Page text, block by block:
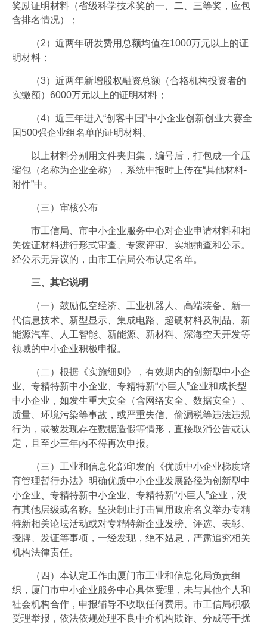
奖励证明材料（省级科学技术奖的一、二、三等奖，应包
含排名情况）；
（2）近两年研发费用总额均值在1000万元以上的证
明材料；
（3）近两年新增股权融资总额（合格机构投资者的
实缴额）6000万元以上的证明材料；
（4）近三年进入“创客中国”中小企业创新创业大赛全
国500强企业组名单的证明材料。
以上材料分别用文件夹归集，编号后，打包成一个压
缩包（名称为企业全称），系统申报时上传在“其他材料-
附件”中。
（三）审核公布
市工信局、市中小企业服务中心对企业申请材料和相
关佐证材料进行形式审查、专家评审、实地抽查和公示。
经公示无异议的，由市工信局公布认定名单。
三、其它说明
（一）鼓励低空经济、工业机器人、高端装备、新一
代信息技术、新型显示、集成电路、超硬材料及制品、新
能源汽车、人工智能、新能源、新材料、深海空天开发等
领域的中小企业积极申报。
（二）根据《实施细则》，有效期内的创新型中小企
业、专精特新中小企业、专精特新“小巨人”企业和成长型
中小企业，如发生重大安全（含网络安全、数据安全）、
质量、环境污染等事故，或严重失信、偷漏税等违法违规
行为，或被发现存在数据造假等情形，直接取消公告或认
定，且至少三年内不得再次申报。
（三）工业和信息化部印发的《优质中小企业梯度培
育管理暂行办法》明确优质中小企业发展路径为创新型中
小企业、专精特新中小企业、专精特新“小巨人”企业，没
有其他层级或名称。坚决制止打击冒用政府名义举办专精
特新相关论坛活动或对专精特新企业发榜、评选、表彰、
授牌、发证等事项，一经发现，绝不姑息，严肃追究相关
机构法律责任。
（四）本认定工作由厦门市工业和信息化局负责组
织，厦门市中小企业服务中心具体受理，未与其他个人和
社会机构合作，申报辅导不收取任何费用。市工信局积极
受理举报，依法依规处理不良中介机构欺诈、分成等干扰